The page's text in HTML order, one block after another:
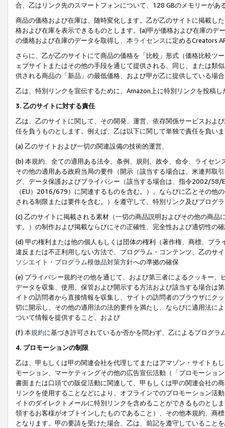
合、乙はリンク先のスマートフォンについて、128 GBのメモリーがあ
商品の価格および在庫は、随時変化します。乙が乙のサイトに掲載し
格および在庫を表示できるものとします。(a)甲が価格および在庫の
の価格および在庫のデータを取得し、 本ライセンスに定めるCreators
さらに、乙が乙のサイトにて商品の価格を「比較」形式（価格比較ツ
ェブサイトまたはその他の手段を通じて提供される、同じ、または類
供される商品の「新品」の最低価格、および甲が乙に提供している場
乙は、特別リンクを宣伝するために、Amazon上に特別リンクを投稿
3. 乙のサイトに対する責任
乙は、乙のサイトに関して、その開発、運営、依存関係サービスおよ
任を負うものとします。例えば、乙は以下に関して単独で責任を負い
(a) 乙のサイトおよび一切の関連設備の技術的運営、
(b) 本規約、全ての適用ある法令、条例、規則、政令、命令、ライセ
その他の適用ある政府当局の要件（開示（該当する場合は、米連邦取
グ、データ保護およびプライバシー（該当する場合は、指令2002/58/
（EU）2016/679）に関連するものを含む。）、ならびに乙とその他
される制限または要件を含む。）を遵守して、特別リンク及びプログ
(c) 乙のサイトに掲載される素材（一切の商品説明およびその他の商
す。）の制作および掲載ならびにその正確性、完全性および適切性の
(d) 甲の権利または他の個人もしくは団体の権利（著作権、商標、プ
違反または不正利用しない方法で、プログラム・コンテンツ、乙のサ
ソシエイト・プログラム模倣品対策方針への準拠の確保
(e) プライバシー規約その他を通じて、および第三者によるクッキー
データを収集、使用、保管および開示する方法および該当する場合は
イトの訪問者から直接情報を収集し、サイトの訪問者のブラウザにク
切に開示し、その他の適用法の法的要件を満たし、ならびに適用法に
ついて情報を提供すること、および
(f) 本規約に基づき許可されているか否かを問わず、乙によるプログ
4. プロモーションの制限
乙は、甲もしくは甲の関連会社を代理してまたはアマゾン・サイトも
モーション、マーケティングその他の広告宣伝活動（「プロモーショ
書面または口頭での販促活動に関連して、甲もしくは甲の関連会社の
リンクを使用することなどにより、オフラインでのプロモーション活
イトのダイレクトメールに特別リンクを含めることができるものとし
領するお客様がオプトインしたものであること）、その他本規約、商
となります。甲の要請を受けた場合、乙は、前記を遵守していること